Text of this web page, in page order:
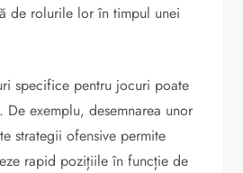
de rolurile lor în timpul unei
specifice pentru jocuri poate
De exemplu, desemnarea unor
strategii ofensive permite
rapid pozițiile în funcție de